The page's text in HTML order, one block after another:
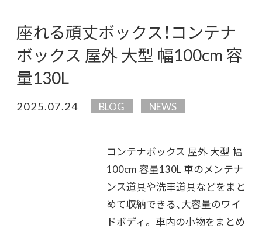
座れる頑丈ボックス！コンテナ
ボックス 屋外 大型 幅100cm 容
量130L
2025.07.24 BLOG NEWS
コンテナボックス 屋外 大型 幅
100cm 容量130L 車のメンテナ
ンス道具や洗車道具などをまと
めて収納できる、大容量のワイ
ドボディ。 車内の小物をまとめ